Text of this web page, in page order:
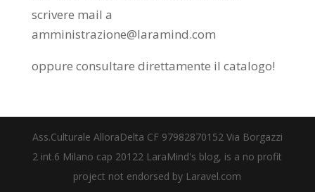
scrivere mail a
amministrazione@laramind.com
oppure consultare direttamente il catalogo!
Ass.Culturale AlloraDelta CF 97982870152 Via Borgazzi
2 int.6 Milano cap 20122 LaraMind's blog, is a no profit
project not endorsed by Laravel.com